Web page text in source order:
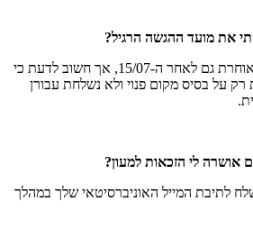
את מועד ההגשה הרגיל?
ניתן להגיש בקשה מאוחרת גם לאחר ה-15/07, אך חשוב לדעת כי
על בסיס מקום פנוי ולא נשלחת עבורן
אושרה לי הזכאות למעון?
לתיבת המייל האוניברסיטאי שלך במהלך